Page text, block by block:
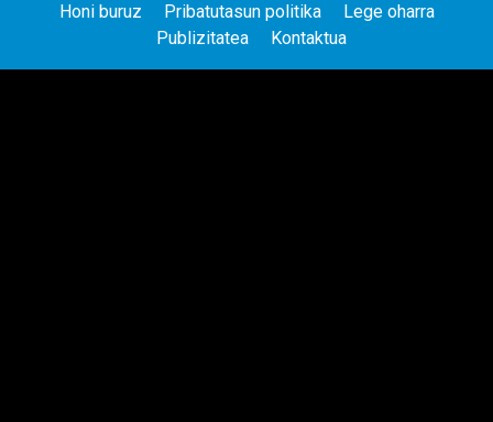
Honi buruz Pribatutasun politika
Lege oharra
Publizitatea
Kontaktua